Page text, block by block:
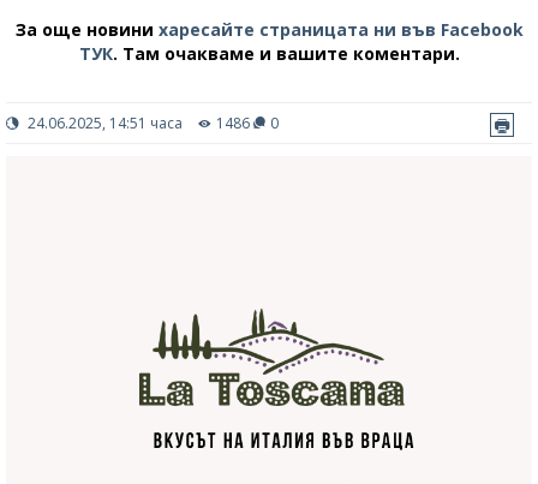
За още новини харесайте страницата ни във Facebook
ТУК. Там очакваме и вашите коментари.
24.06.2025, 14:51 часа 1486 0